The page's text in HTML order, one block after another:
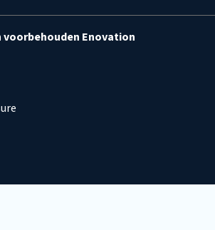
voorbehouden Enovation